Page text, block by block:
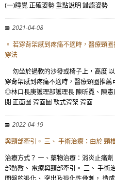
(一)睡覺 正確姿勢 重點說明 錯誤姿勢
2021-04-08
。 若穿背架感到疼痛不適時，醫療頸
穿法
勿坐於過軟的沙發或椅子上，高度
穿背架感到疼痛不適時，醫療頸圈推
◎林口長庚護理部護理長 陳昕霓、陳
閱 正面圖 背面圖 軟式背架 背面
2022-04-19
與頸部牽引。 三、 手術治療：由於 頸
治療方式？ 一、藥物治療：消炎止痛
部熱敷、 電療與頸部牽引。 三、 手術
間盤的退化、 突出及退化性骨刺， 造